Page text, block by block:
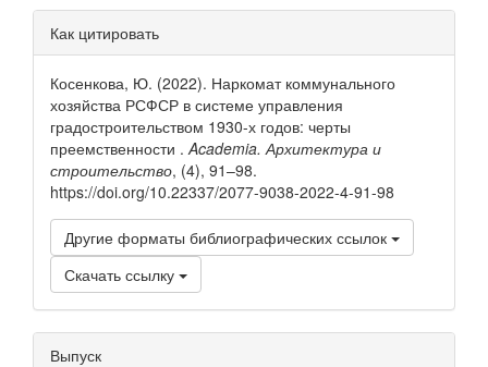
Информация
о статье
Как цитировать
Косенкова, Ю. (2022). Наркомат коммунального
хозяйства РСФСР в системе управления
градостроительством 1930-х годов: черты
преемственности .Academia. Архитектура и
строительство, (4), 91–98.
https://doi.org/10.22337/2077-9038-2022-4-91-98
Другие форматы библиографических ссылок
Скачать ссылку
Выпуск